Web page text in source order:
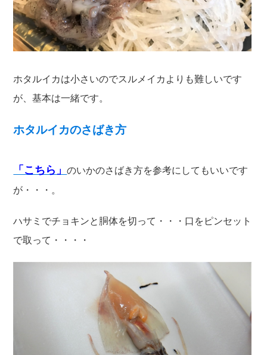
ホタルイカは小さいのでスルメイカよりも難しいです
が、基本は一緒です。
ホタルイカのさばき方
「こちら」のいかのさばき方を参考にしてもいいです
が・・・。
ハサミでチョキンと胴体を切って・・・口をピンセット
で取って・・・・